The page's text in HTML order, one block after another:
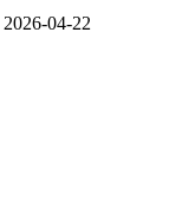
2026-04-22